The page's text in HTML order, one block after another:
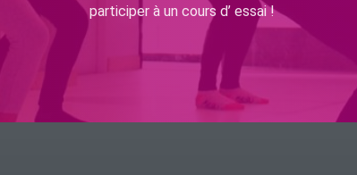
participer à un cours d’ essai !